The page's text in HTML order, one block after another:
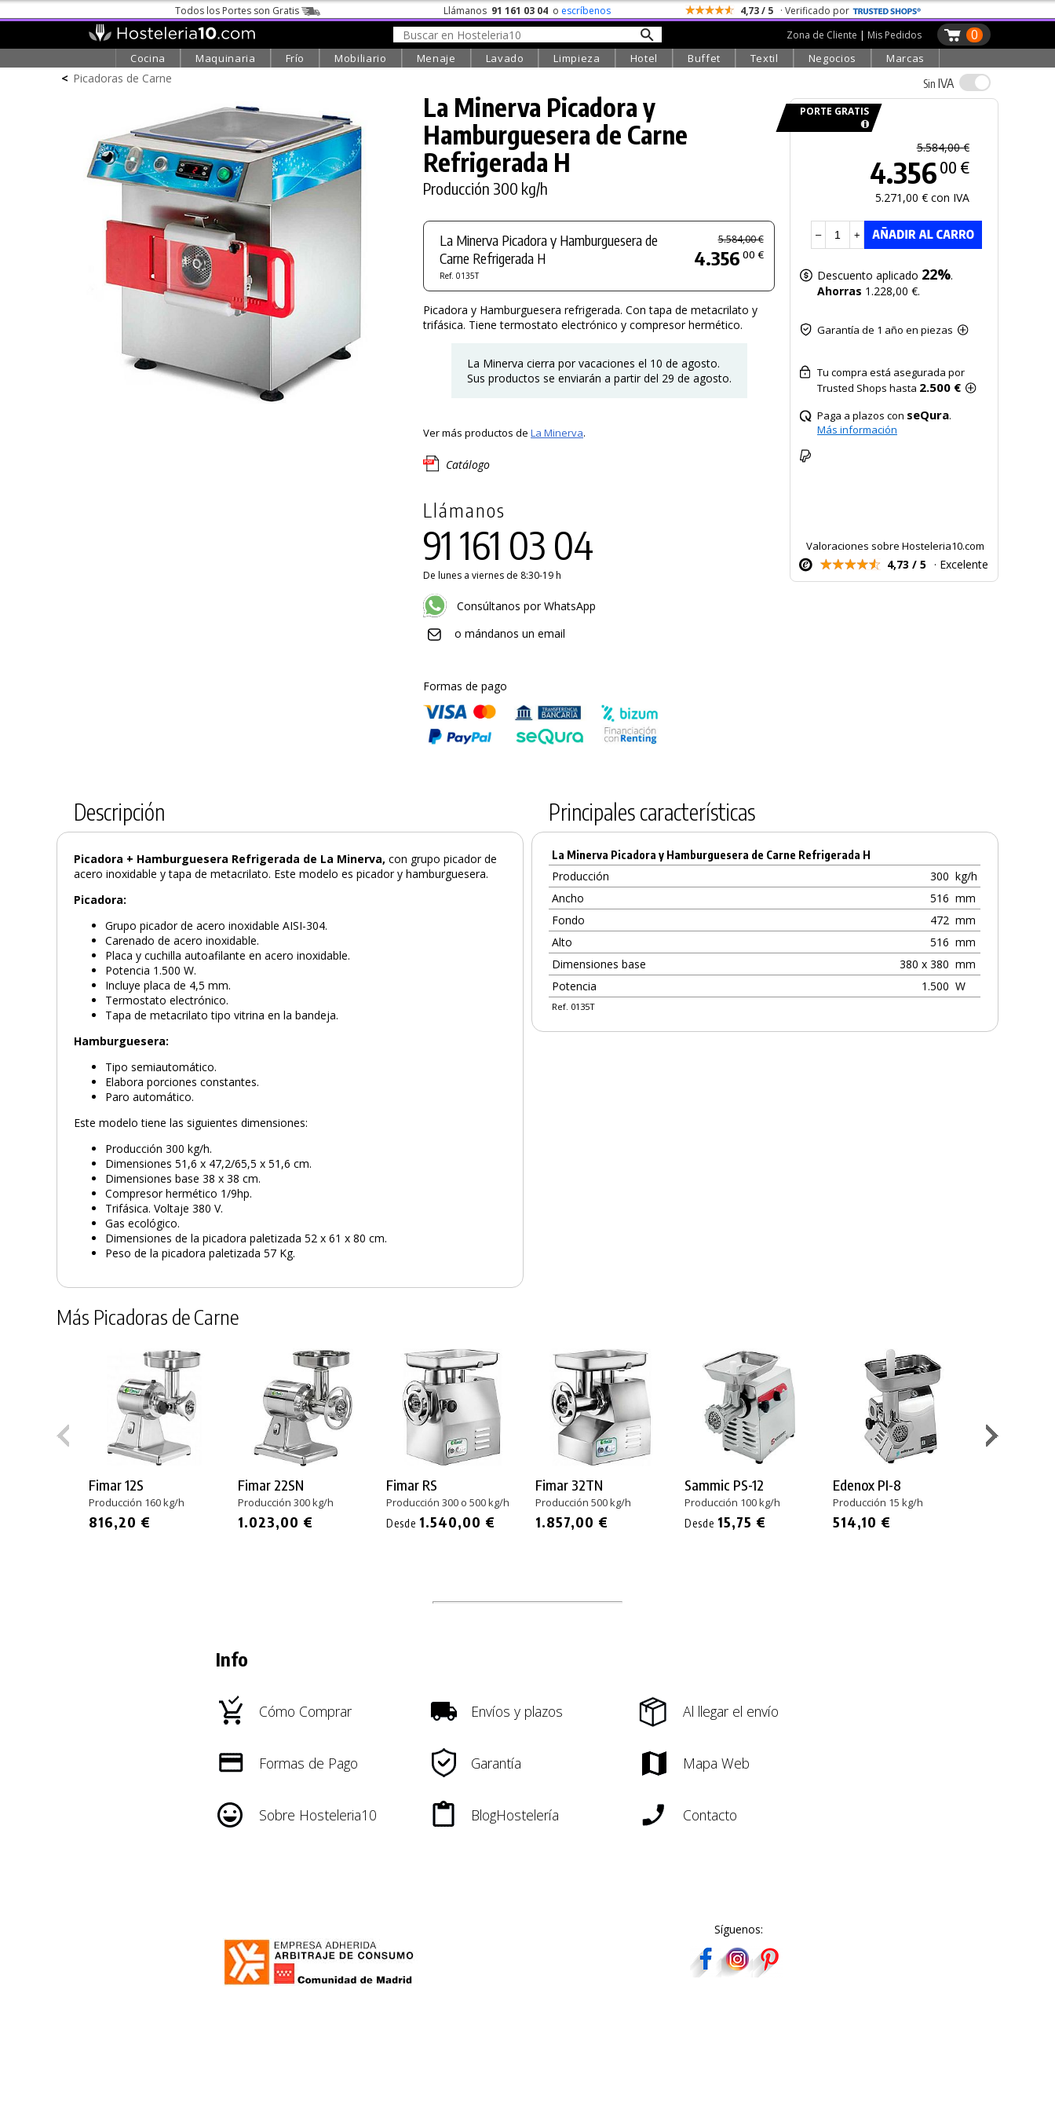
Todos los Portes son Gratis Llámanos 91 161 03 04 o escríbenos 4,73 / 5 · Verificado por
0
Zona de Cliente | Mis Pedidos
Cocina Maquinaria Frío Mobiliario Menaje Lavado Limpieza Hotel Buffet Textil Negocios Marcas
< Picadoras de Carne
La Minerva Picadora y
Hamburguesera de Carne
Refrigerada H
Producción 300 kg/h
La Minerva Picadora y Hamburguesera de
Carne Refrigerada H
Ref. 0135T
5.584,00 €
4.356 00 €
Picadora y Hamburguesera refrigerada. Con tapa de metacrilato y
trifásica. Tiene termostato electrónico y compresor hermético.
La Minerva cierra por vacaciones el 10 de agosto.
Sus productos se enviarán a partir del 29 de agosto.
Ver más productos de La Minerva.
Catálogo
Llámanos
91 161 03 04
De lunes a viernes de 8:30-19 h
Consúltanos por WhatsApp
o mándanos un email
Formas de pago
Sin IVA
PORTE GRATIS
5.584,00 €
4.356 00 €
5.271,00 € con IVA
– +
Descuento aplicado 22%.
Ahorras 1.228,00 €.
Garantía de 1 año en piezas
Tu compra está asegurada por
Trusted Shops hasta 2.500 €
Paga a plazos con seQura.
Más información
Valoraciones sobre Hosteleria10.com
4,73 / 5 · Excelente
Descripción
Picadora + Hamburguesera Refrigerada de La Minerva, con grupo picador de
acero inoxidable y tapa de metacrilato. Este modelo es picador y hamburguesera.
Picadora:
Grupo picador de acero inoxidable AISI-304.
Carenado de acero inoxidable.
Placa y cuchilla autoafilante en acero inoxidable.
Potencia 1.500 W.
Incluye placa de 4,5 mm.
Termostato electrónico.
Tapa de metacrilato tipo vitrina en la bandeja.
Hamburguesera:
Tipo semiautomático.
Elabora porciones constantes.
Paro automático.
Este modelo tiene las siguientes dimensiones:
Producción 300 kg/h.
Dimensiones 51,6 x 47,2/65,5 x 51,6 cm.
Dimensiones base 38 x 38 cm.
Compresor hermético 1/9hp.
Trifásica. Voltaje 380 V.
Gas ecológico.
Dimensiones de la picadora paletizada 52 x 61 x 80 cm.
Peso de la picadora paletizada 57 Kg.
Principales características
La Minerva Picadora y Hamburguesera de Carne Refrigerada H
Producción 300 kg/h
Ancho
516 mm
Fondo
472 mm
Alto
516 mm
Dimensiones base
380 x 380 mm
Potencia
1.500 W
Ref. 0135T
Más Picadoras de Carne
Fimar 12S
Producción 160 kg/h
816,20 €
Fimar 22SN
Producción 300 kg/h
1.023,00 €
Fimar RS
Producción 300 o 500 kg/h
Desde 1.540,00 €
Fimar 32TN
Producción 500 kg/h
1.857,00 €
Sammic PS-12
Producción 100 kg/h
Desde 15,75 €
Edenox PI-8
Producción 15 kg/h
514,10 €
Info
Cómo Comprar Envíos y plazos Al llegar el envío
Formas de Pago Garantía Mapa Web
Sobre Hosteleria10 BlogHostelería Contacto
Síguenos: